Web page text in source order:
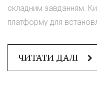
складним завданням.
платформу для
ЧИТАТИ ДАЛІ